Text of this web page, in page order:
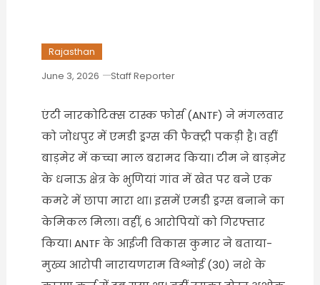
Rajasthan
June 3, 2026 Staff Reporter
एंटी नारकोटिक्स टास्क फोर्स (ANTF) ने मंगलवार
को जोधपुर में एमडी ड्रग्स की फैक्ट्री पकड़ी है। वहीं
बाड़मेर में कच्चा माल बरामद किया। टीम ने बाड़मेर
के धनाऊ क्षेत्र के भुणियां गांव में खेत पर बने एक
कमरे में छापा मारा था। इसमें एमडी ड्रग्स बनाने का
केमिकल मिला। वहीं, 6 आरोपियों को गिरफ्तार
किया। ANTF के आईजी विकास कुमार ने बताया-
मुख्य आरोपी नारायणराम विश्नोई (30) नशे के